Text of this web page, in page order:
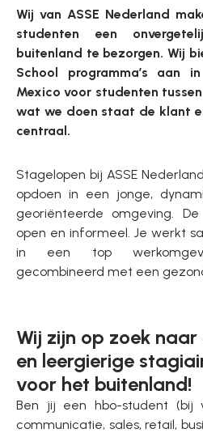
Wij van ASSE Nederland
studenten een
buitenland te bezorgen. Wij
School programma’s aan
Mexico voor studenten tussen
wat we doen staat de klant
centraal.
Stagelopen bij ASSE
opdoen in een jonge,
georiënteerde omgeving.
open en informeel. Je werkt
in een top
gecombineerd met een
Wij zijn op zoek naar
en leergierige
voor het buitenland!
Ben jij een hbo-student (bij
communicatie, sales, retail,